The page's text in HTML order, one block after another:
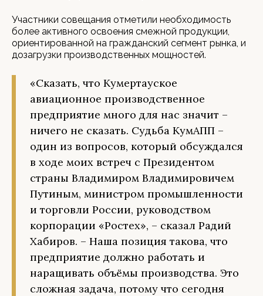
Участники совещания отметили необходимость
более активного освоения смежной продукции,
ориентированной на гражданский сегмент рынка, и
дозагрузки производственных мощностей.
«Сказать, что Кумертауское
авиационное производственное
предприятие много для нас значит –
ничего не сказать. Судьба КумАПП –
один из вопросов, который обсуждался
в ходе моих встреч с Президентом
страны Владимиром Владимировичем
Путиным, министром промышленности
и торговли России, руководством
корпорации «Ростех», – сказал Радий
Хабиров. – Наша позиция такова, что
предприятие должно работать и
наращивать объёмы производства. Это
сложная задача, потому что сегодня